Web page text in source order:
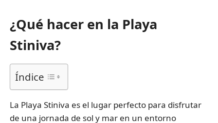
¿Qué hacer en la Playa
Stiniva?
Índice
La Playa Stiniva es el lugar perfecto para disfrutar
de una jornada de sol y mar en un entorno